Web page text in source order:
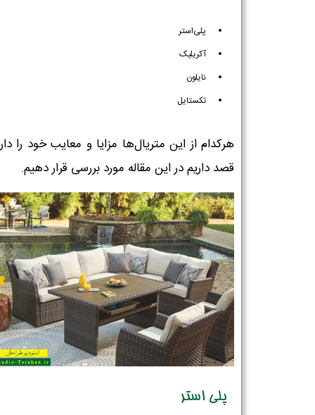
پلی‌استر
آکریلیک
نایلون
تکستایل
هرکدام از این متریال‌ها مزایا و معایب خود را
قصد داریم در این مقاله مورد بررسی قرار دهیم.
پلی استر